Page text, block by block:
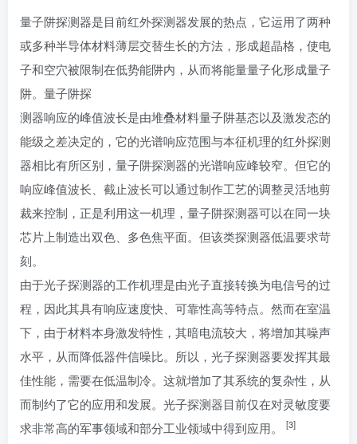
量子阱探测器是目前红外探测器发展的热点，它运用了两种
或多种半导体材料薄层交替生长的方法，形成超晶格，使电
子和空穴被限制在低势能阱内，从而将能量量子化形成量子
阱。量子阱探
测器响应的峰值波长是由堆叠材料量子阱基态以及激发态的
能级之差决定的，它的光谱响应范围与本征机理的红外探测
器相比有所区别，量子阱探测器的光谱响应峰较窄。但它的
响应峰值波长、截止波长可以通过制作工艺的调整灵活地剪
裁来控制，正是利用这一机理，量子阱探测器可以在同一块
芯片上制造出双色、多色焦平面。但该类探测器低温要求苛
刻。
由于光子探测器的工作机理是由光子直接转换为电信号的过
程，因此其具有响应速度快、可靠性高等特点。然而在室温
下，由于材料本身激发特性，其暗电流较大，将增加其噪声
水平，从而降低器件信噪比。所以，光子探测器要发挥其最
佳性能，需要在低温制冷。这就增加了其系统的复杂性，从
而制约了它的应用和发展。光子探测器目前仅在对灵敏度要
求非常高的军事领域和部分工业领域中得到应用。
[3]